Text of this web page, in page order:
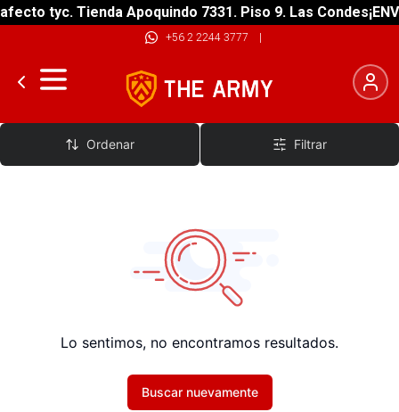
tyc. Tienda Apoquindo 7331. Piso 9. Las Condes
+56 2 2244 3777 |
Primera Capa Inferior Hombre
Ordenar Filtrar
Lo sentimos, no encontramos resultados.
Buscar nuevamente